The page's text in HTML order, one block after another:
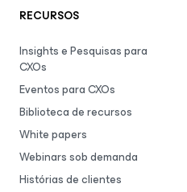
RECURSOS
Insights e Pesquisas para
CXOs
Eventos para CXOs
Biblioteca de recursos
White papers
Webinars sob demanda
Histórias de clientes